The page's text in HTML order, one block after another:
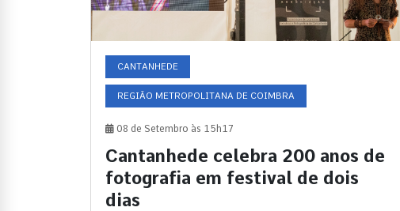
CANTANHEDE
REGIÃO METROPOLITANA DE COIMBRA
08 de Setembro às 15h17
Cantanhede celebra 200 anos de
fotografia em festival de dois
dias